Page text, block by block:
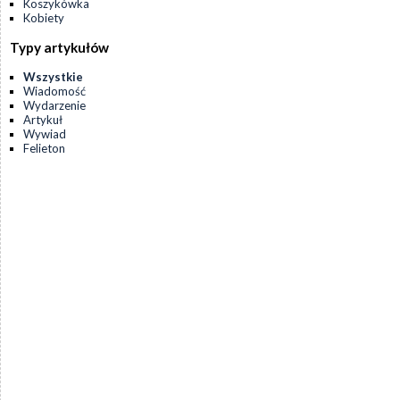
Koszykówka
Kobiety
Typy artykułów
Wszystkie
Wiadomość
Wydarzenie
Artykuł
Wywiad
Felieton